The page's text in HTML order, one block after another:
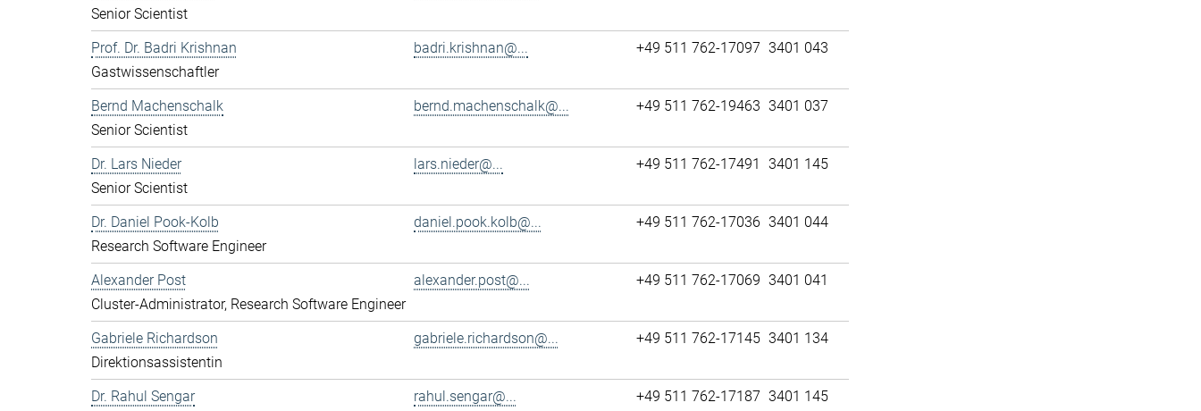
Senior Scientist
Prof. Dr. Badri Krishnan
Gastwissenschaftler
badri.krishnan@... +49 511 762-17097 3401 043
Bernd Machenschalk
Senior Scientist
bernd.machenschalk@... +49 511 762-19463 3401 037
Dr. Lars Nieder
Senior Scientist
lars.nieder@... +49 511 762-17491 3401 145
Dr. Daniel Pook-Kolb
Research Software Engineer
daniel.pook.kolb@... +49 511 762-17036 3401 044
Alexander Post
Cluster-Administrator, Research Software Engineer
alexander.post@... +49 511 762-17069 3401 041
Gabriele Richardson
Direktionsassistentin
gabriele.richardson@... +49 511 762-17145 3401 134
Dr. Rahul Sengar
rahul.sengar@... +49 511 762-17187 3401 145